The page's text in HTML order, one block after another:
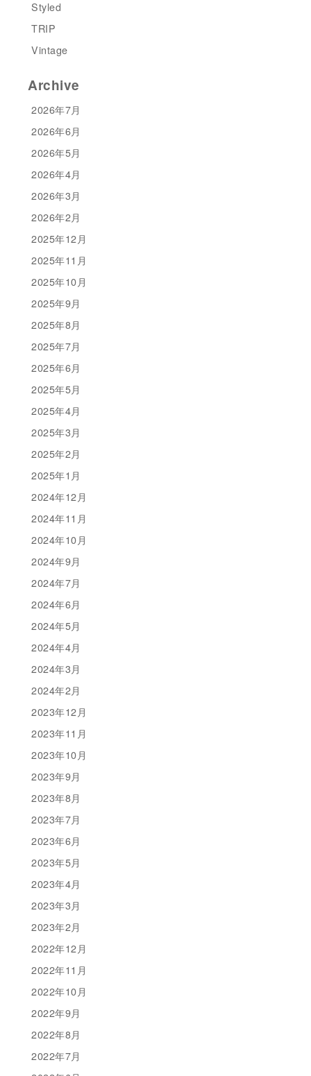
Styled
TRIP
Vintage
Archive
2026年7月
2026年6月
2026年5月
2026年4月
2026年3月
2026年2月
2025年12月
2025年11月
2025年10月
2025年9月
2025年8月
2025年7月
2025年6月
2025年5月
2025年4月
2025年3月
2025年2月
2025年1月
2024年12月
2024年11月
2024年10月
2024年9月
2024年7月
2024年6月
2024年5月
2024年4月
2024年3月
2024年2月
2023年12月
2023年11月
2023年10月
2023年9月
2023年8月
2023年7月
2023年6月
2023年5月
2023年4月
2023年3月
2023年2月
2022年12月
2022年11月
2022年10月
2022年9月
2022年8月
2022年7月